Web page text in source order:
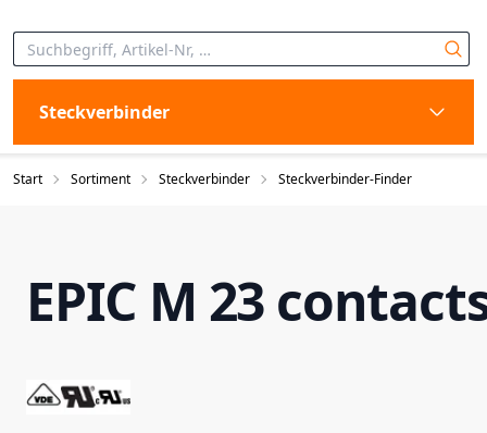
Steckverbinder
Start Sortiment Steckverbinder Steckverbinder-Finder
EPIC M 23